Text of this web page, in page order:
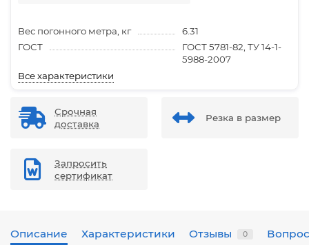
Вес погонного метра, кг
6.31
ГОСТ
ГОСТ 5781-82, ТУ 14-1-
5988-2007
Все характеристики
Срочная
доставка
Резка в размер
Запросить
сертификат
Описание Характеристики Отзывы 0